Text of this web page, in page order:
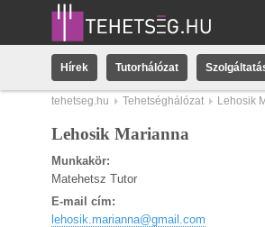
Hírek Tutorhálózat
tehetseg.hu Tehetséghálózat Lehosik
Lehosik Marianna
Munkakör:
Matehetsz Tutor
E-mail cím:
lehosik.marianna@gmail.com